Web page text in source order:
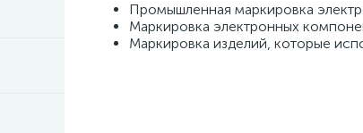
Промышленная маркировка
Маркировка электронных
Маркировка изделий, которые